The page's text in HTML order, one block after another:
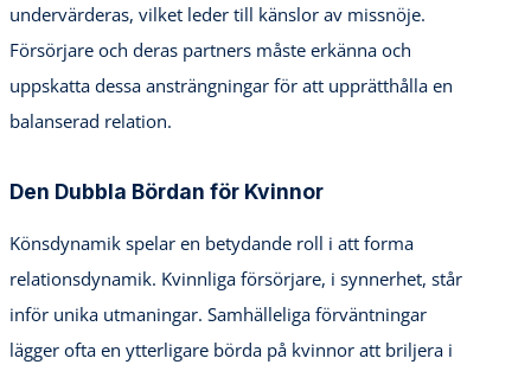
undervärderas, vilket leder till känslor av missnöje.
Försörjare och deras partners måste erkänna och
uppskatta dessa ansträngningar för att upprätthålla en
balanserad relation.
Den Dubbla Bördan för Kvinnor
Könsdynamik spelar en betydande roll i att forma
relationsdynamik. Kvinnliga försörjare, i synnerhet, står
inför unika utmaningar. Samhälleliga förväntningar
lägger ofta en ytterligare börda på kvinnor att briljera i